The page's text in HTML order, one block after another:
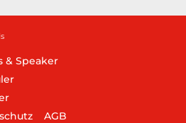
& Speaker
AGB